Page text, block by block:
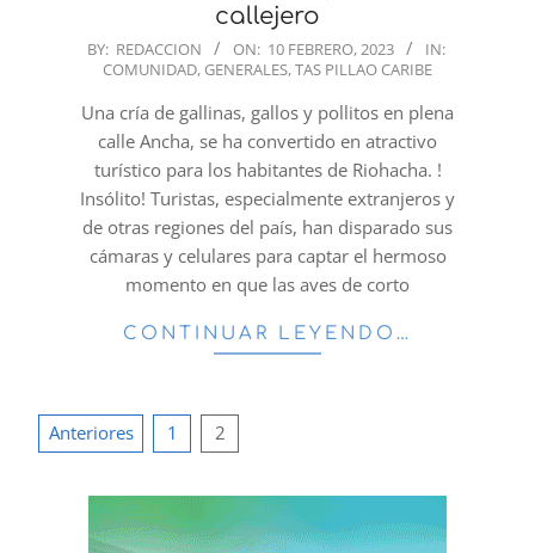
callejero
2023-
10
BY: REDACCION ON: 10 FEBRERO, 2023
IN:
COMUNIDAD, GENERALES,TAS PILLAO CARIBE
Una cría de gallinas, gallos y pollitos en plena
calle Ancha, se ha convertido en atractivo
turístico para los habitantes de Riohacha. !
Insólito! Turistas, especialmente extranjeros y
de otras regiones del país, han disparado sus
cámaras y celulares para captar el hermoso
momento en que las aves de corto
CONTINUAR LEYENDO…
Paginación
entradas
Anteriores 1 2